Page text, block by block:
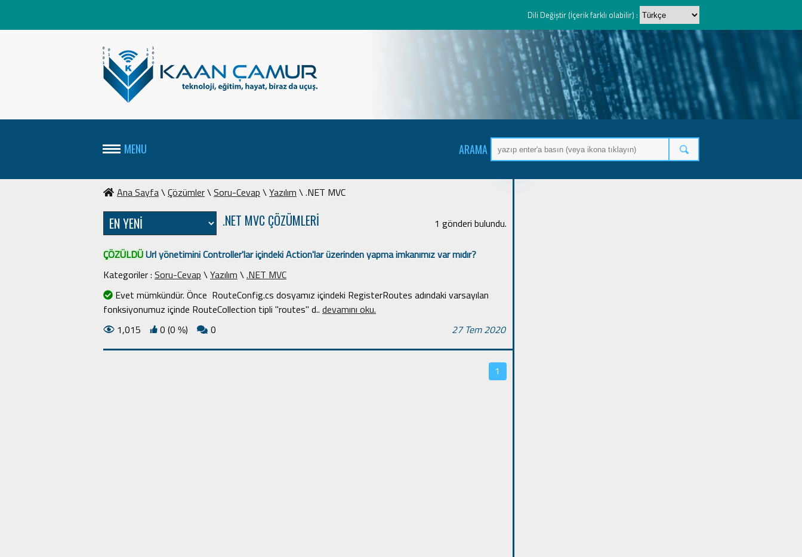
Dili Değiştir (İçerik farklı olabilir) :
MENU ARAMA
Ana Sayfa\Çözümler\Soru-Cevap \Yazılım \ .NET MVC
.NET MVC ÇÖZÜMLERİ 1 gönderi bulundu.
ÇÖZÜLDÜUrl yönetimini Controller'lar içindeki Action'lar üzerinden yapma imkanımız var mıdır?
Kategoriler : Soru-Cevap \Yazılım \.NET MVC
Evet mümkündür. Önce RouteConfig.cs dosyamız içindeki RegisterRoutes adındaki varsayılan
fonksiyonumuz içinde RouteCollection tipli "routes" d.. devamını oku.
1,015
0 (0 %) 0 27 Tem 2020
1